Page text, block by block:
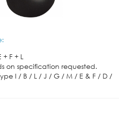
F + L
on specification requested.
I / B / L / J / G / M / E & F / D /